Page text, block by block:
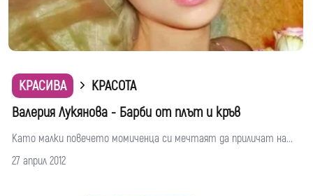
КРАСИВА
КРАСОТА
Валерия Лукянова - Барби от плът и кръв
Като малки повечето момиченца си мечтаят да приличат на...
27 април 2012